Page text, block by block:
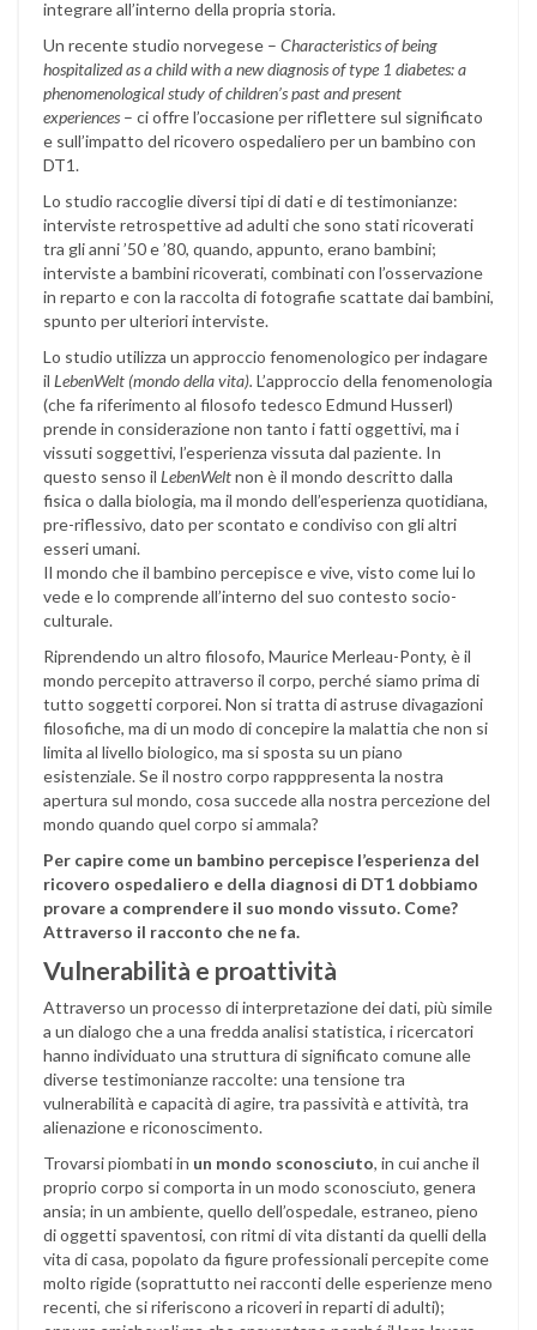
integrare all’interno della propria storia.
Un recente studio norvegese – Characteristics of being
hospitalized as a child with a new diagnosis of type 1 diabetes: a
phenomenological study of children’s past and present
experiences – ci offre l’occasione per riflettere sul significato
e sull’impatto del ricovero ospedaliero per un bambino con
DT1.
Lo studio raccoglie diversi tipi di dati e di testimonianze:
interviste retrospettive ad adulti che sono stati ricoverati
tra gli anni ’50 e ’80, quando, appunto, erano bambini;
interviste a bambini ricoverati, combinati con l’osservazione
in reparto e con la raccolta di fotografie scattate dai bambini,
spunto per ulteriori interviste.
Lo studio utilizza un approccio fenomenologico per indagare
il LebenWelt (mondo della vita). L’approccio della fenomenologia
(che fa riferimento al filosofo tedesco Edmund Husserl)
prende in considerazione non tanto i fatti oggettivi, ma i
vissuti soggettivi, l’esperienza vissuta dal paziente. In
questo senso il LebenWeltnon è il mondo descritto dalla
fisica o dalla biologia, ma il mondo dell’esperienza quotidiana,
pre-riflessivo, dato per scontato e condiviso con gli altri
esseri umani.
Il mondo che il bambino percepisce e vive, visto come lui lo
vede e lo comprende all’interno del suo contesto socio-
culturale.
Riprendendo un altro filosofo, Maurice Merleau-Ponty, è il
mondo percepito attraverso il corpo, perché siamo prima di
tutto soggetti corporei. Non si tratta di astruse divagazioni
filosofiche, ma di un modo di concepire la malattia che non si
limita al livello biologico, ma si sposta su un piano
esistenziale. Se il nostro corpo rapppresenta la nostra
apertura sul mondo, cosa succede alla nostra percezione del
mondo quando quel corpo si ammala?
Per capire come un bambino percepisce l’esperienza del
ricovero ospedaliero e della diagnosi di DT1 dobbiamo
provare a comprendere il suo mondo vissuto. Come?
Attraverso il racconto che ne fa.
Vulnerabilità e proattività
Attraverso un processo di interpretazione dei dati, più simile
a un dialogo che a una fredda analisi statistica, i ricercatori
hanno individuato una struttura di significato comune alle
diverse testimonianze raccolte: una tensione tra
vulnerabilità e capacità di agire, tra passività e attività, tra
alienazione e riconoscimento.
Trovarsi piombati in un mondo sconosciuto, in cui anche il
proprio corpo si comporta in un modo sconosciuto, genera
ansia; in un ambiente, quello dell’ospedale, estraneo, pieno
di oggetti spaventosi, con ritmi di vita distanti da quelli della
vita di casa, popolato da figure professionali percepite come
molto rigide (soprattutto nei racconti delle esperienze meno
recenti, che si riferiscono a ricoveri in reparti di adulti);